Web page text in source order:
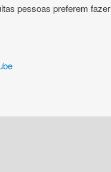
pessoas preferem fazer